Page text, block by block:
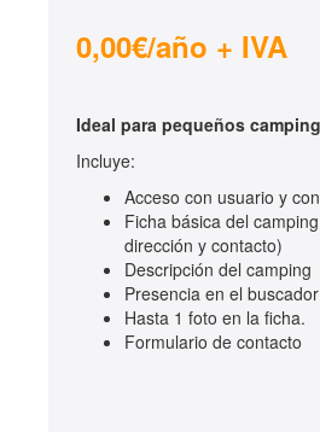
0,00€/año + IVA
Ideal para pequeños
Incluye:
Acceso con usuario y
Ficha básica del
dirección y contacto)
Descripción del camping
Presencia en el
Hasta 1 foto en la ficha.
Formulario de contacto